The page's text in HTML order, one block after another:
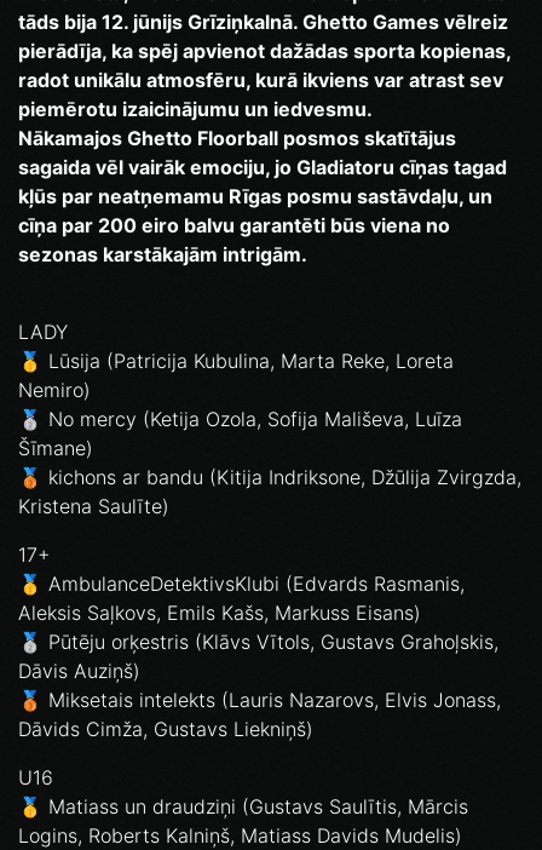
tāds bija 12. jūnijs Grīziņkalnā. Ghetto Games vēlreiz
pierādīja, ka spēj apvienot dažādas sporta kopienas,
radot unikālu atmosfēru, kurā ikviens var atrast sev
piemērotu izaicinājumu un iedvesmu.
Nākamajos Ghetto Floorball posmos skatītājus
sagaida vēl vairāk emociju, jo Gladiatoru cīņas tagad
kļūs par neatņemamu Rīgas posmu sastāvdaļu, un
cīņa par 200 eiro balvu garantēti būs viena no
sezonas karstākajām intrigām.
LADY
🥇 Lūsija (Patricija Kubulina, Marta Reke, Loreta
Nemiro)
🥈 No mercy (Ketija Ozola, Sofija Mališeva, Luīza
Šīmane)
🥉 kichons ar bandu (Kitija Indriksone, Džūlija Zvirgzda,
Kristena Saulīte)
17+
🥇 AmbulanceDetektivsKlubi (Edvards Rasmanis,
Aleksis Saļkovs, Emils Kašs, Markuss Eisans)
🥈 Pūtēju orķestris (Klāvs Vītols, Gustavs Grahoļskis,
Dāvis Auziņš)
🥉 Miksetais intelekts (Lauris Nazarovs, Elvis Jonass,
Dāvids Cimža, Gustavs Liekniņš)
U16
🥇 Matiass un draudziņi (Gustavs Saulītis, Mārcis
Logins, Roberts Kalniņš, Matiass Davids Mudelis)